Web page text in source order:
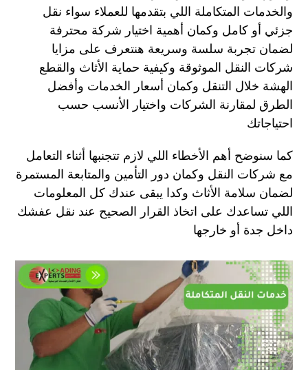
والخدمات المتكاملة اللي بتقدمها للعملاء سواء نقل
جزئي أو كامل وكمان أهمية اختيار شركة محترفة
لضمان تجربة سلسة وسريعة هنتعرف على مزايا
شركات النقل الموثوقة وكيفية حماية الأثاث والقطع
الهشة خلال التنقل وكمان أسعار الخدمات وأفضل
الطرق لمقارنة الشركات واختيار الأنسب حسب
احتياجاتك
كما سنوضح أهم الأخطاء اللي لازم تتجنبها أثناء التعامل
مع شركات النقل وكمان دور التأمين والمتابعة المستمرة
لضمان سلامة الأثاث وكدا يبقى عندك كل المعلومات
اللي تساعدك على اتخاذ القرار الصحيح عند نقل عفشك
داخل جدة أو خارجها